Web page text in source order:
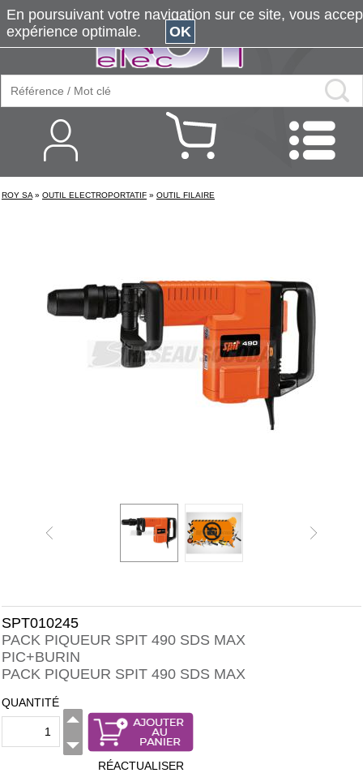
ROY SA » OUTIL ELECTROPORTATIF » OUTIL FILAIRE
SPT010245
PACK PIQUEUR SPIT 490 SDS MAX
PIC+BURIN
PACK PIQUEUR SPIT 490 SDS MAX
QUANTITÉ
RÉACTUALISER
En poursuivant votre navigation sur ce site, vous
expérience optimale.
OK